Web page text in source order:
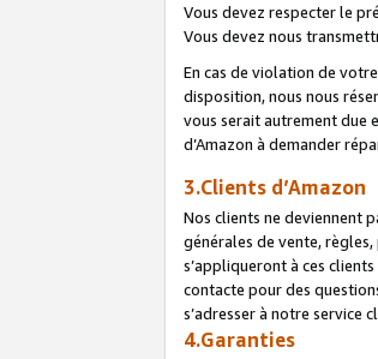
Vous devez respecter le
Vous devez nous
En cas de violation de
disposition, nous nous
vous serait autrement due
d’Amazon à demander
3.Clients d’Amazon
Nos clients ne deviennent
générales de vente,
s’appliqueront à ces
contacte pour des
s’adresser à notre service
4.Garanties